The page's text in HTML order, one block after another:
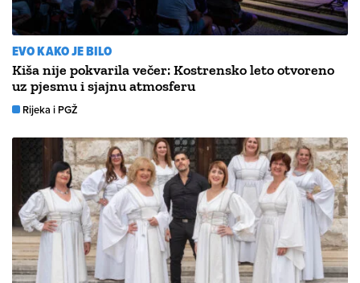
EVO KAKO JE BILO
Kiša nije pokvarila večer: Kostrensko leto otvoreno
uz pjesmu i sjajnu atmosferu
Rijeka i PGŽ